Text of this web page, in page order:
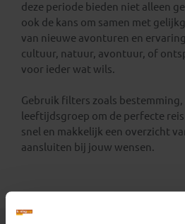
deze periode bieden niet alleen
ook de kans om samen met
van nieuwe avonturen en
cultuur, natuur, avontuur, of
voor ieder wat wils.
Gebruik filters zoals bestemming,
leeftijdsgroep om de perfecte
snel en makkelijk een overzicht
aansluiten bij jouw wensen.